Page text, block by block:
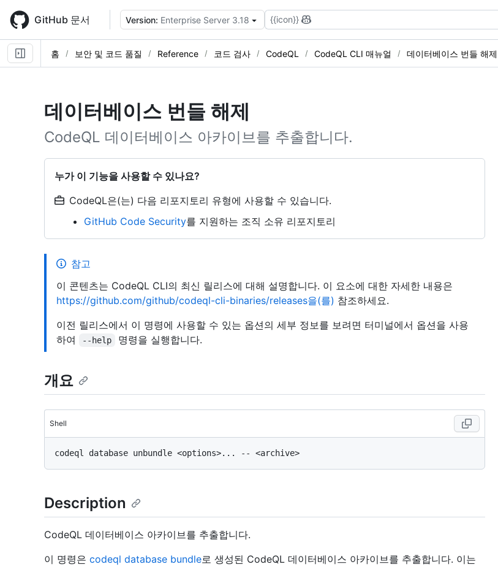
main
content
GitHub 문서 Version: Enterprise Server 3.18 {{icon}}
홈 보안 및 코드 품질 Reference 코드 검사 CodeQL CodeQL CLI 매뉴얼 데이터베이스 번들 해제
데이터베이스 번들 해제
CodeQL 데이터베이스 아카이브를 추출합니다.
누가 이 기능을 사용할 수 있나요?
CodeQL은(는) 다음 리포지토리 유형에 사용할 수 있습니다.
GitHub Code Security를 지원하는 조직 소유 리포지토리
참고
이 콘텐츠는 CodeQL CLI의 최신 릴리스에 대해 설명합니다. 이 요소에 대한 자세한 내용은
https://github.com/github/codeql-cli-binaries/releases을(를) 참조하세요.
이전 릴리스에서 이 명령에 사용할 수 있는 옵션의 세부 정보를 보려면 터미널에서 옵션을 사용
하여
--help 명령을 실행합니다.
개요
Shell
Description
CodeQL 데이터베이스 아카이브를 추출합니다.
이 명령은 codeql database bundle로 생성된 CodeQL 데이터베이스 아카이브를 추출합니다. 이는